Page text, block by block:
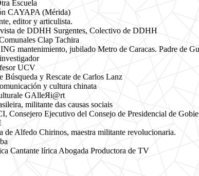
Escuela
CAYAPA (Mérida)
editor y articulista.
de DDHH Surgentes, Colectivo de DDHH
Clap Tachira
mantenimiento, jubilado Metro de Caracas. Padre de
UCV
y Rescate de Carlos Lanz
y cultura chinata
GAlleЯi@rt
militante das causas sociais
Consejero Ejecutivo del Consejo de Presidencial de
de Alfedo Chirinos, maestra militante revolucionaria.
Cantante lírica Abogada Productora de TV